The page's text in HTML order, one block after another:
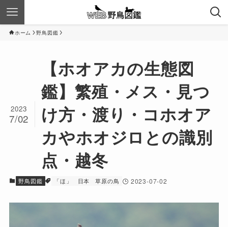
ホーム 野鳥図鑑
【ホオアカの生態図
鑑】繁殖・メス・見つ
け方・渡り・コホオア
カやホオジロとの識別
点・越冬
2023
7/02
野鳥図鑑 「ほ」 日本 草原の鳥 2023-07-02